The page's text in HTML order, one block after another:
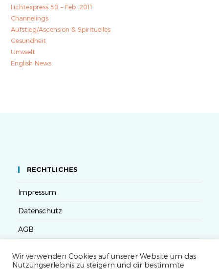
Lichtexpress 50 – Feb. 2011
Channelings
Aufstieg/Ascension & Spirituelles
Gesundheit
Umwelt
English News
RECHTLICHES
Impressum
Datenschutz
AGB
Widerruf
Wir verwenden Cookies auf unserer Website um das
Nutzungserlebnis zu steigern und dir bestimmte